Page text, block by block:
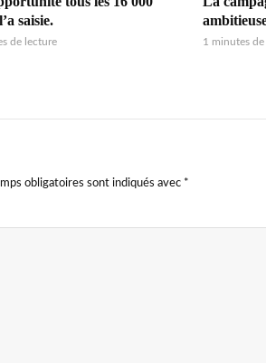
saisie.
de lecture 1 minutes
obligatoires sont indiqués avec *